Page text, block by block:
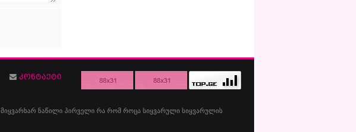
კონტაქტი
მიყვარხარ ნაწილი პირველი რა რომ როცა სიყვარული სიყვარულის